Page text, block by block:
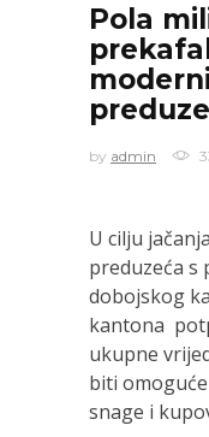
Pola
by admin
U cilju
preduzeća s
dobojskog
kantona
ukupne
biti
snage i